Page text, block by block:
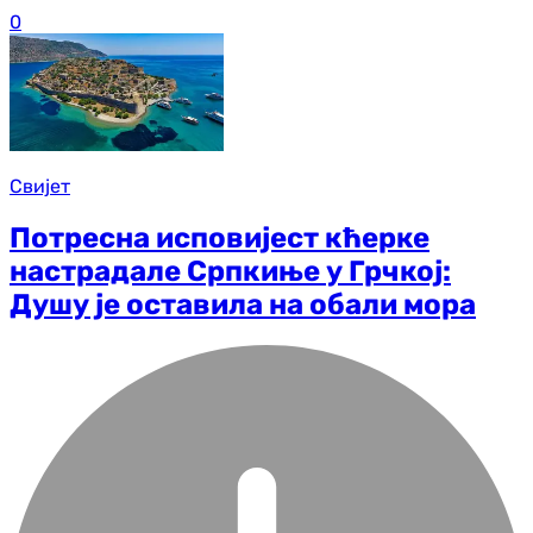
0
Свијет
Потресна исповијест кћерке
настрадале Српкиње у Грчкој:
Душу је оставила на обали мора